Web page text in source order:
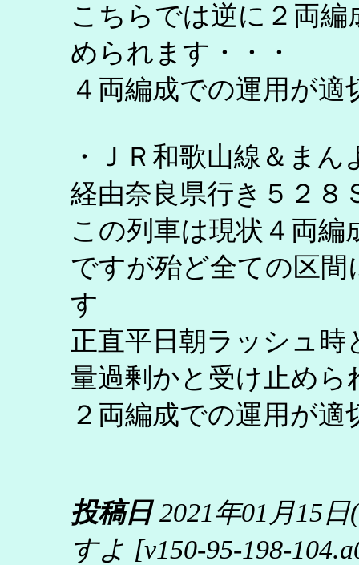
こちらでは逆に２両
められます・・・
４両編成での運用が
・ＪＲ和歌山線＆ま
経由奈良県行き５２８
この列車は現状４両
ですが殆ど全ての区
す
正直平日朝ラッシュ
量過剰かと受け止めら
２両編成での運用が
投稿日2021年01月15
すよ [v150-95-198-